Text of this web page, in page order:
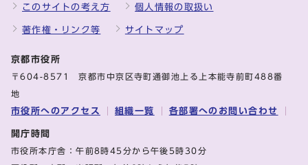
このサイトの考え方 個人情報の取扱い
著作権・リンク等 サイトマップ
京都市役所
〒604-8571 京都市中京区寺町通御池上る上本能寺前町488番
地
市役所へのアクセス 組織一覧 各部署へのお問い合わせ
開庁時間
市役所本庁舎：午前8時45分から午後5時30分